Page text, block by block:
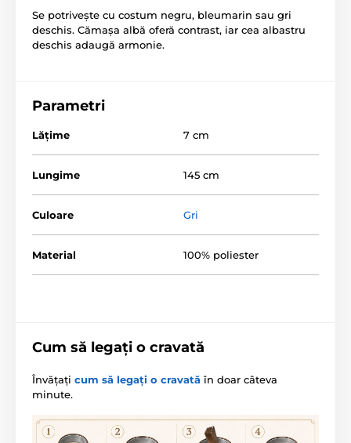
Se potrivește cu costum negru, bleumarin sau gri
deschis. Cămașa albă oferă contrast, iar cea albastru
deschis adaugă armonie.
Parametri
Lăţime 7 cm
Lungime 145 cm
Culoare Gri
Material 100% poliester
Cum să legați o cravată
Învățați cum să legați o cravată în doar câteva
minute.